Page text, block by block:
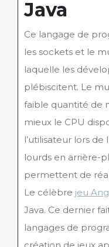
Java
Ce langage de
les sockets et le
laquelle les
plébiscitent. Le
faible quantité de
mieux le CPU
l’utilisateur lors de
lourds en arrière-
permettent de
Le célèbre jeu
Java. Ce dernier
langages de